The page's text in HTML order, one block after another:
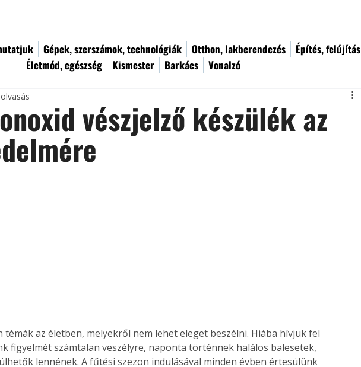
Gépek, szerszámok, technológiák Otthon, lakberendezés Építés, felújítás
Életmód, egészség
Kismester Barkács Vonalzó
vészjelző készülék az
témák az életben, melyekről nem lehet eleget beszélni. Hiába hívjuk fel
figyelmét számtalan veszélyre, naponta történnek halálos balesetek,
lennének. A fűtési szezon indulásával minden évben értesülünk